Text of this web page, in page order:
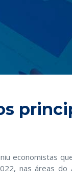
economistas
nas áreas do